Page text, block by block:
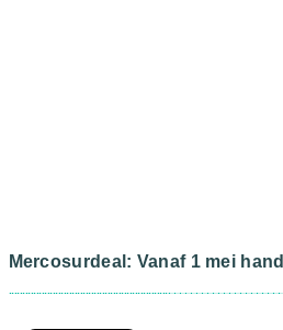
Mercosurdeal: Vanaf 1 mei